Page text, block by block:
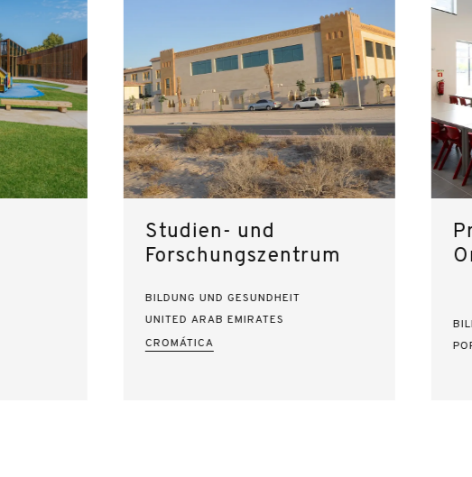
Studien- und
Forschungszentrum
BILDUNG UND GESUNDHEIT
UNITED ARAB EMIRATES
CROMÁTICA